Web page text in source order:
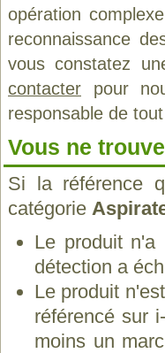
opération
reconnaissance
vous constatez
contacter pour
responsable de
Vous ne
Si la référence
catégorie
Le produit
détection a
Le produit
référencé sur
moins un